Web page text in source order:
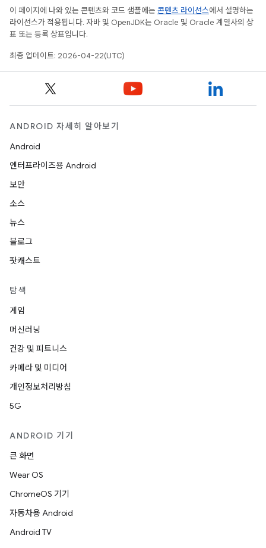
이 페이지에 나와 있는 콘텐츠와 코드 샘플에는 콘텐츠 라이선스에서 설명하는
라이선스가 적용됩니다. 자바 및 OpenJDK는 Oracle 및 Oracle 계열사의 상
표 또는 등록 상표입니다.
최종 업데이트: 2026-04-22(UTC)
ANDROID 자세히 알아보기
Android
엔터프라이즈용 Android
보안
소스
뉴스
블로그
팟캐스트
탐색
게임
머신러닝
건강 및 피트니스
카메라 및 미디어
개인정보처리방침
5G
ANDROID 기기
큰 화면
Wear OS
ChromeOS 기기
자동차용 Android
Android TV